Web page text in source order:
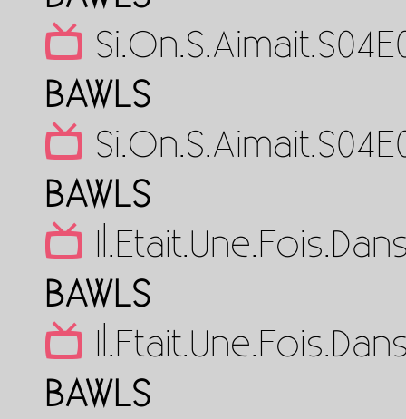
BAWLS
BAWLS
BAWLS
BAWLS